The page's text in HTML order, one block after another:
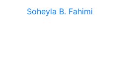
Soheyla B. Fahimi